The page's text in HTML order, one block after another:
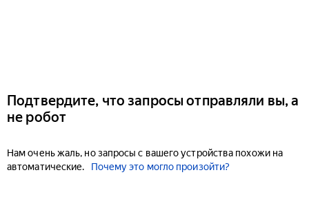
Подтвердите, что запросы отправляли вы, а
не робот
Нам очень жаль, но запросы с вашего устройства похожи на
автоматические.
Почему это могло произойти?